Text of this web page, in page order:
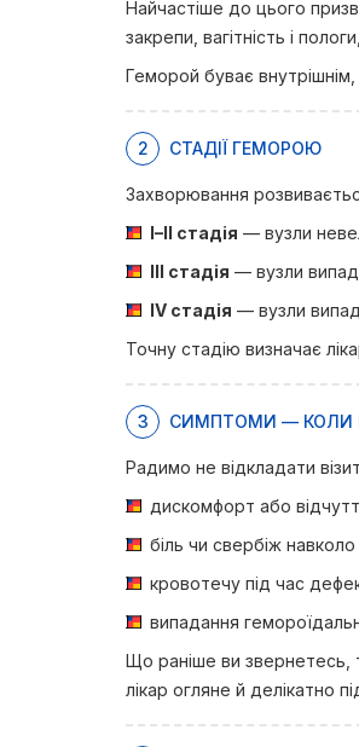
Найчастіше до цього
закрепи, вагітність і
Геморой буває
2 СТАДІЇ ГЕМОРОЮ
Захворювання
I–II стадія — вузли
III стадія — вузли
IV стадія — вузли
Точну стадію визначає
3 СИМПТОМИ — КОЛИ
Радимо не відкладати
дискомфорт або
біль чи свербіж навколо
кровотечу під час
випадання
Що раніше ви звернетесь,
лікар огляне й делікатно